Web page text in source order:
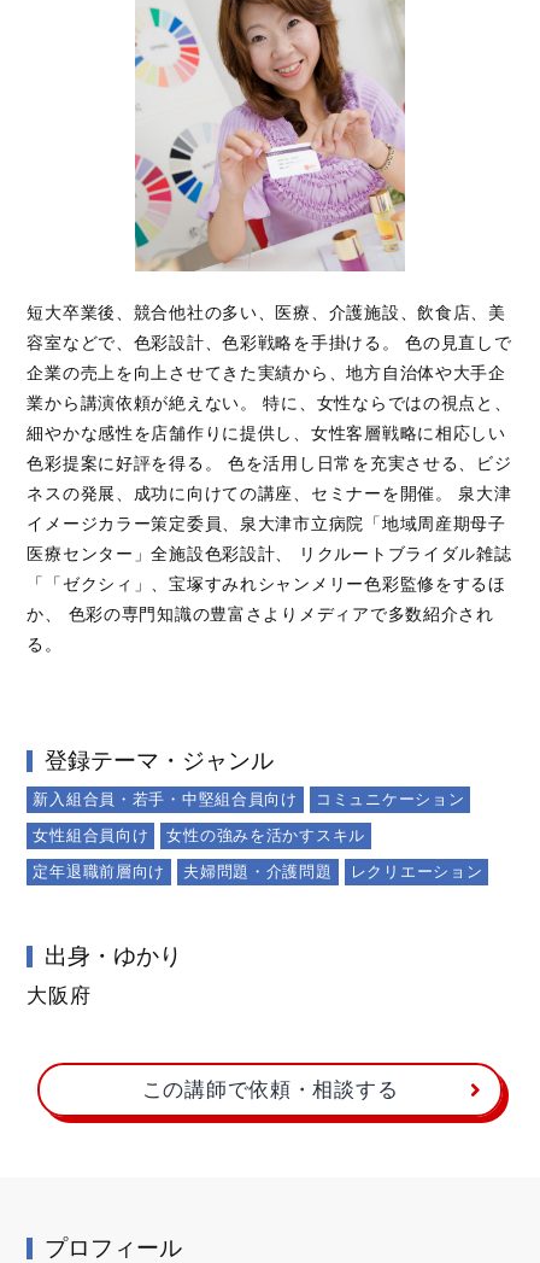
短大卒業後、競合他社の多い、医療、介護施設、飲食店、美
容室などで、色彩設計、色彩戦略を手掛ける。 色の見直しで
企業の売上を向上させてきた実績から、地方自治体や大手企
業から講演依頼が絶えない。 特に、女性ならではの視点と、
細やかな感性を店舗作りに提供し、女性客層戦略に相応しい
色彩提案に好評を得る。 色を活用し日常を充実させる、ビジ
ネスの発展、成功に向けての講座、セミナーを開催。 泉大津
イメージカラー策定委員、泉大津市立病院「地域周産期母子
医療センター」全施設色彩設計、 リクルートブライダル雑誌
「「ゼクシィ」、宝塚すみれシャンメリー色彩監修をするほ
か、 色彩の専門知識の豊富さよりメディアで多数紹介され
る。
登録テーマ・ジャンル
新入組合員・若手・中堅組合員向け
コミュニケーション
女性組合員向け
女性の強みを活かすスキル
定年退職前層向け
夫婦問題・介護問題 レクリエーション
出身・ゆかり
大阪府
この講師で依頼・相談する
プロフィール